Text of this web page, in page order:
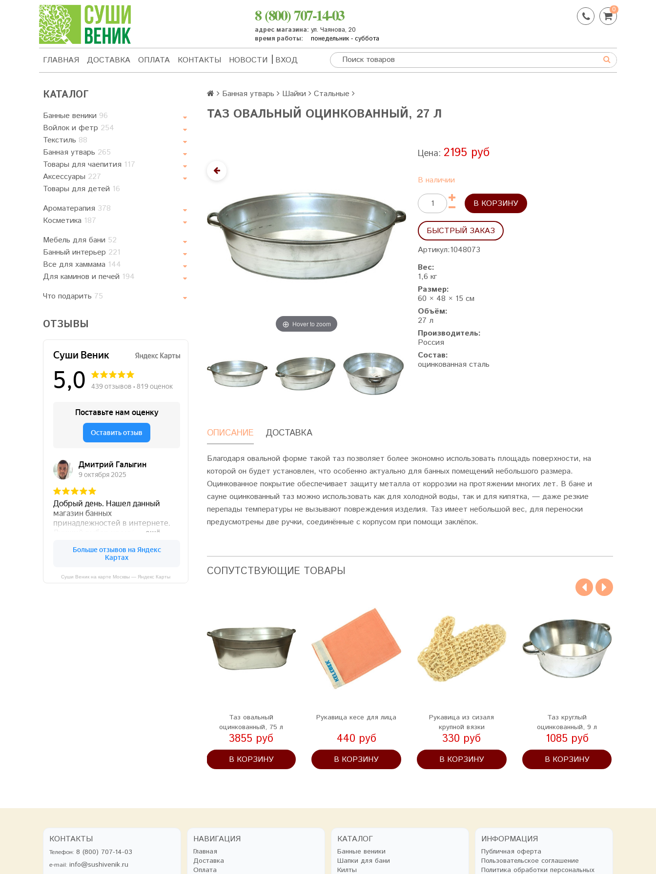
8 (800) 707-14-03
адрес магазина:ул. Чаянова, 20
время работы:
понедельник - суббота
0
ГЛАВНАЯ ДОСТАВКА ОПЛАТА КОНТАКТЫ НОВОСТИ ВХОД
КАТАЛОГ
Банные веники 96
Войлок и фетр 254
Текстиль 88
Банная утварь 265
Товары для чаепития 117
Аксессуары 227
Товары для детей 16
Ароматерапия 378
Косметика 187
Мебель для бани 52
Банный интерьер 221
Все для хаммама 144
Для каминов и печей 194
Что подарить 75
ОТЗЫВЫ
Суши Веник на карте Москвы — Яндекс Карты
Банная утварь Шайки Стальные
ТАЗ ОВАЛЬНЫЙ ОЦИНКОВАННЫЙ, 27 Л
Hover to zoom
Цена: 2195 руб
В наличии
В КОРЗИНУ
БЫСТРЫЙ ЗАКАЗ
Артикул:1048073
Вес:
1,6 кг
Размер:
60 × 48 × 15 см
Объём:
27 л
Производитель:
Россия
Состав:
оцинкованная сталь
ОПИСАНИЕ ДОСТАВКА
Благодаря овальной форме такой таз позволяет более экономно использовать площадь поверхности, на
которой он будет установлен, что особенно актуально для банных помещений небольшого размера.
Оцинкованное покрытие обеспечивает защиту металла от коррозии на протяжении многих лет. В бане и
сауне оцинкованный таз можно использовать как для холодной воды, так и для кипятка, — даже резкие
перепады температуры не вызывают повреждения изделия. Таз имеет небольшой вес, для переноски
предусмотрены две ручки, соединённые с корпусом при помощи заклёпок.
CОПУТСТВУЮЩИЕ ТОВАРЫ
Таз овальный
оцинкованный, 75 л
3855 руб
В КОРЗИНУ
Рукавица кесе для лица
440 руб
В КОРЗИНУ
Рукавица из сизаля
крупной вязки
330 руб
В КОРЗИНУ
Таз круглый
оцинкованный, 9 л
1085 руб
В КОРЗИНУ
КОНТАКТЫ
Телефон: 8 (800) 707-14-03
e-mail: info@sushivenik.ru
НАВИГАЦИЯ
Главная
Доставка
Оплата
КАТАЛОГ
Банные веники
Шапки для бани
Килты
ИНФОРМАЦИЯ
Публичная оферта
Пользовательское соглашение
Политика обработки персональных